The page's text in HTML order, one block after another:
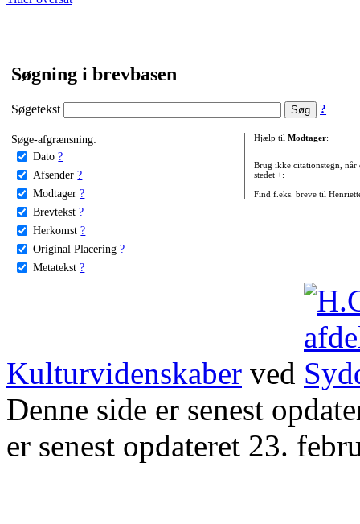
Søgning i brevbasen
Søgetekst ?
Søge-afgrænsning:
Dato ?
Afsender ?
Modtager ?
Brevtekst ?
Herkomst ?
Original Placering ?
Metatekst ?
Hjælp til Modtager:
Brug ikke citationstegn, når
stedet +:
Find f.eks. breve til
Kulturvidenskaber ved
Denne side er senest
er senest opdateret 23.